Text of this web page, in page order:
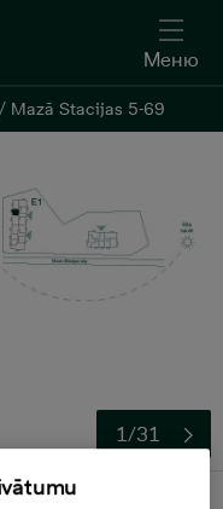
Меню
/ Mazā Stacijas 5-69
1/31
Меню
/ Mazā Stacijas 5-69